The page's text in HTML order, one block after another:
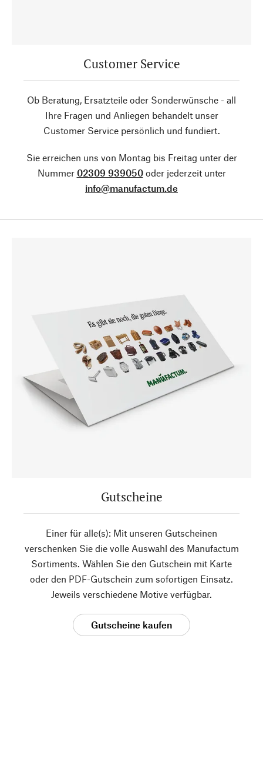
Customer Service
Ob Beratung, Ersatzteile oder Sonderwünsche - all
Ihre Fragen und Anliegen behandelt unser
Customer Service persönlich und fundiert.
Sie erreichen uns von Montag bis Freitag unter der
Nummer 02309 939050oder jederzeit unter
info@manufactum.de
Gutscheine
Einer für alle(s): Mit unseren Gutscheinen
verschenken Sie die volle Auswahl des Manufactum
Sortiments. Wählen Sie den Gutschein mit Karte
oder den PDF-Gutschein zum sofortigen Einsatz.
Jeweils verschiedene Motive verfügbar.
Gutscheine kaufen